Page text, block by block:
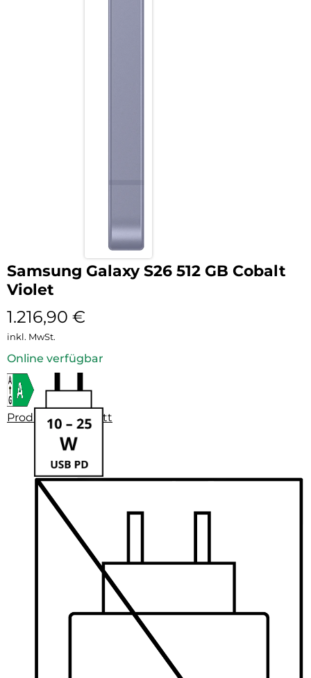
Samsung Galaxy S26 512 GB Cobalt
Violet
1.216,90 €
inkl. MwSt.
Online verfügbar
Produktdatenblatt